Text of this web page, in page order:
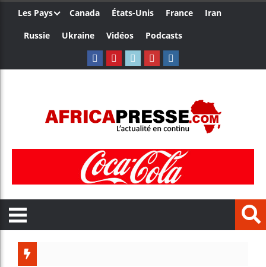
Les Pays Canada États-Unis France
Iran
Russie
Ukraine Vidéos Podcasts